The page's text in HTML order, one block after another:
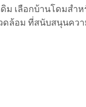
ม เลือกบ้านโดมสำ
ล้อม ที่สนับสนุนคว